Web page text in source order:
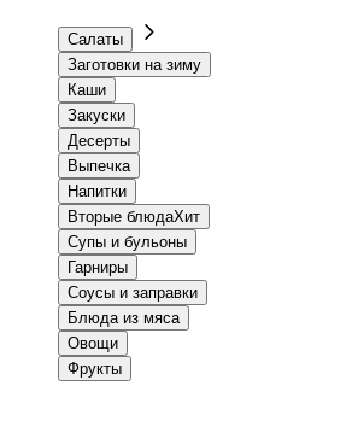
Салаты
Заготовки на зиму
Каши
Закуски
Десерты
Выпечка
Напитки
Вторые блюдаХит
Супы и бульоны
Гарниры
Соусы и заправки
Блюда из мяса
Овощи
Фрукты